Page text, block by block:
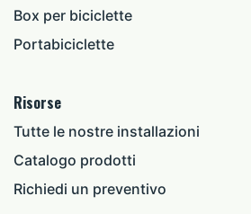
Box per biciclette
Portabiciclette
Risorse
Tutte le nostre installazioni
Catalogo prodotti
Richiedi un preventivo